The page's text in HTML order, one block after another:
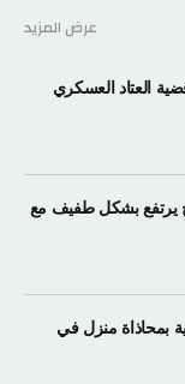
عرض المزيد
العتاد العسكري
يرتفع بشكل طفيف مع
بمحاذاة منزل في